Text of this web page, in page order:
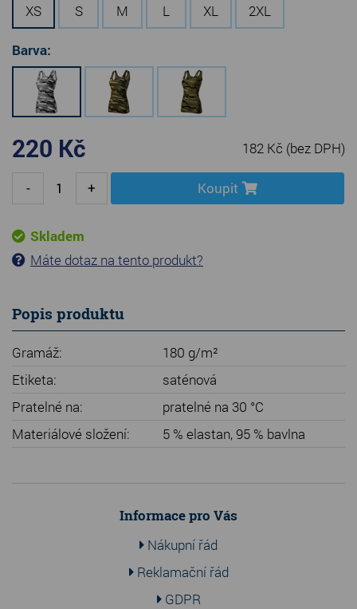
XS
S M L XL 2XL
Barva:
220 Kč 182 Kč (bez DPH)
- + Koupit
Skladem
Máte dotaz na tento produkt?
Popis produktu
Gramáž:
180 g/m²
Etiketa:
saténová
Pratelné na:
pratelné na 30 °C
Materiálové složení:
5 % elastan, 95 % bavlna
Informace pro Vás
Nákupní řád
Reklamační řád
GDPR